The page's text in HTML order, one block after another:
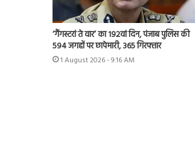
‘गैंगस्टरां ते वार’ का 192वां दिन, पंजाब पुलिस की
594 जगहों पर छापेमारी, 365 गिरफ्तार
1 August 2026 - 9:16 AM